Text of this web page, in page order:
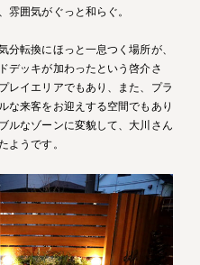
雰囲気がぐっと和らぐ。
分転換にほっと一息つく場所が、
デッキが加わったという啓介さ
レイエリアでもあり、また、プラ
な来客をお迎えする空間でもあり
ルなゾーンに変貌して、大川さん
ようです。